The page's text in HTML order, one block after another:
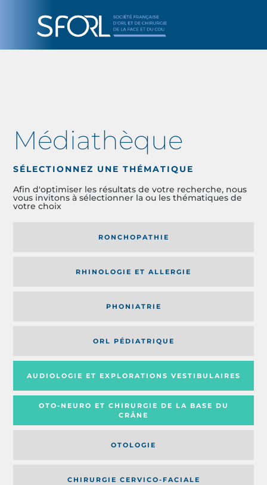
Médiathèque
SÉLECTIONNEZ UNE THÉMATIQUE
Afin d'optimiser les résultats de votre recherche, nous
vous invitons à sélectionner la ou les thématiques de
votre choix
RONCHOPATHIE
RHINOLOGIE ET ALLERGIE
PHONIATRIE
ORL PÉDIATRIQUE
AUDIOLOGIE ET EXPLORATIONS VESTIBULAIRES
OTO-NEURO ET CHIRURGIE DE LA BASE DU
CRÂNE
OTOLOGIE
CHIRURGIE CERVICO-FACIALE